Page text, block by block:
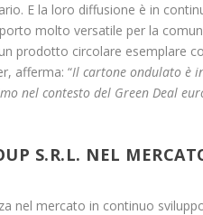
E la loro diffusione è in
molto versatile per la
prodotto circolare esemplare
afferma: “Il cartone ondulato è
nel contesto del Green Deal
S.R.L. NEL
nel mercato in continuo